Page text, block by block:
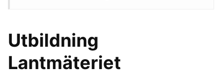
Utbildning
Lantmäteriet